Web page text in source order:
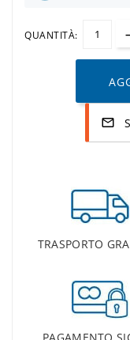
QUANTITÀ:
mail_outline
TRASPORTO